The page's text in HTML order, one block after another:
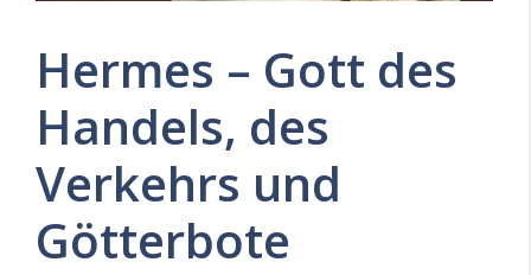
Hermes – Gott des
Handels, des
Verkehrs und
Götterbote